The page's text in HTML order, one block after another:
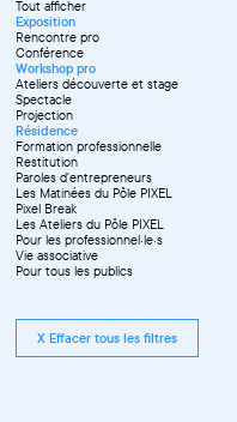
Octobre
Novembre
Décembre
Septembre
Octobre
Novembre
Tout afficher
Exposition
Rencontre pro
Conférence
Workshop pro
Ateliers découverte et stage
Spectacle
Projection
Résidence
Formation professionnelle
Restitution
Paroles d'entrepreneurs
Les Matinées du Pôle PIXEL
Pixel Break
Les Ateliers du Pôle PIXEL
Pour les professionnel·le·s
Vie associative
Pour tous les publics
X Effacer tous les filtres